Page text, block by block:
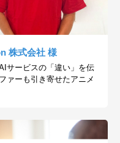
株式会社 様
サービスの「違い」を伝
ァーも引き寄せたアニメ